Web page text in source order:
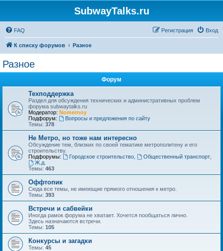
SubwayTalks.ru
FAQ Вход
Регистрация
К списку форумов Разное
Разное
Форум
Техподдержка
Раздел для обсуждения технических и административных проблем
форума subwaytalks.ru
Модератор: Nomernoy
Подфорум:
Вопросы и предложения по сайту
Темы: 378
Не Метро, но тоже нам интересно
Обсуждение тем, близких по своей тематике метрополитену и его
строительству.
Подфорумы:
Городское строительство, Общественный транспорт,
Ж.д.
Темы: 463
Оффтопик
Сюда все темы, не имеющие прямого отношения к метро.
Темы: 393
Встречи и сабвейки
Иногда рамок форума не хватает. Хочется пообщаться лично.
Здесь назначаются встречи.
Темы: 105
Конкурсы и загадки
Темы: 45